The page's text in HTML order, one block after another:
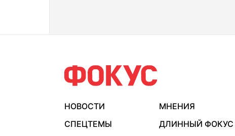
НОВОСТИ МНЕНИЯ
СПЕЦТЕМЫ
ДЛИННЫЙ ФОКУС